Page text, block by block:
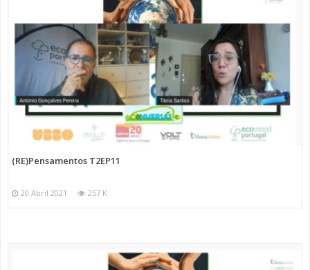
(RE)Pensamentos T2EP11
20 Abril 2021 257 K